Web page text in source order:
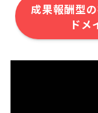
成果報酬型
ドメ